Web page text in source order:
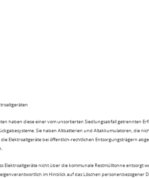
haben diese einer vom unsortierten Siedlungsabfall getrennten
Sie haben Altbatterien und Altakkumulatoren, die
Elektroaltgeräte bei öffentlich-rechtlichen Entsorgungsträgern
Elektroaltgeräte nicht über die kommunale Restmülltonne entsorgt
im Hinblick auf das Löschen personenbezogener